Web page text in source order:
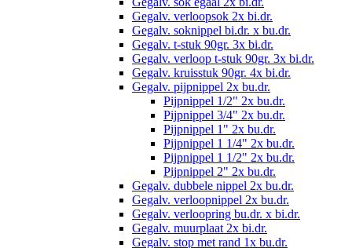
Gegalv. verloopsok 2x bi.dr.
Gegalv. soknippel bi.dr. x bu.dr.
Gegalv. t-stuk 90gr. 3x bi.dr.
Gegalv. verloop t-stuk 90gr. 3x bi.dr.
Gegalv. kruisstuk 90gr. 4x bi.dr.
Gegalv. pijpnippel 2x bu.dr.
Pijpnippel 1/2" 2x bu.dr.
Pijpnippel 3/4" 2x bu.dr.
Pijpnippel 1" 2x bu.dr.
Pijpnippel 1 1/4" 2x bu.dr.
Pijpnippel 1 1/2" 2x bu.dr.
Pijpnippel 2" 2x bu.dr.
Gegalv. dubbele nippel 2x bu.dr.
Gegalv. verloopnippel 2x bu.dr.
Gegalv. verloopring bu.dr. x bi.dr.
Gegalv. muurplaat 2x bi.dr.
Gegalv. stop met rand 1x bu.dr.